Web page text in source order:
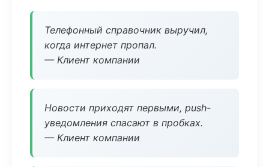
Телефонный справочник выручил,
когда интернет пропал.
— Клиент компании
Новости приходят первыми, push-
уведомления спасают в пробках.
— Клиент компании